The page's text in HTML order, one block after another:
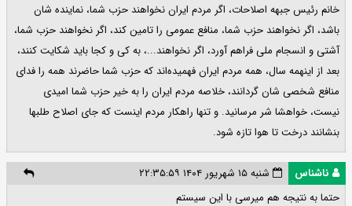
خانم رئیس جبهه اصلاحات، اگر مردم ایران نخواهند حزب شما، نماینده شان
باشد، اگر نخواهند حزب شما، منافع عمومی را تامین کند، اگر نخواهند حزب شما،
آشتی و انسجام ملی فراهم آورد، اگر نخواهند...، به کی و کجا باید شکایت کنند،
بعد از اینهمه سال، همه مردم ایران فهمیده‌اند که حزب شما حاضرند همه را فدای
منافع شخصی شان گردانند، خلاصه مردم ایران را به خیر حزب شما امیدی
نیست، خواهشا شر مرسانید. و تنها راهکار مردم اینست که جای اصلاح طلبها
بنشانند درخت تا هوا تازه شود.
ناشناس
شنبه ۱۵ شهریور ۱۴۰۴ ۲۲:۳۵:۵۹
حتما به نتیجه هم میرسی با این سیستم